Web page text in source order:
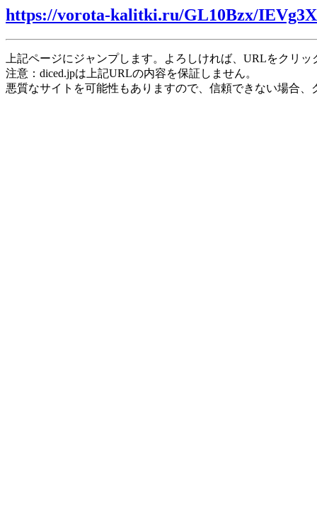
https://vorota-kalitki.ru/GL10Bzx/
上記ページにジャンプします。よろしければ、URLをクリ
注意：diced.jpは上記URLの内容を保証しません。
悪質なサイトを可能性もありますので、信頼できない場合、